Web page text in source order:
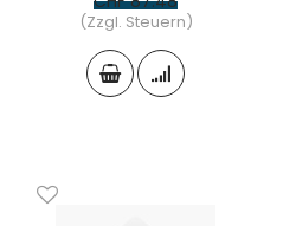
(Zzgl. Steuern)